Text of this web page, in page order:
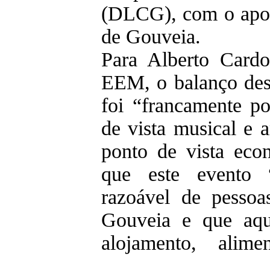
(DLCG), com o
de Gouveia.
Para Alberto
EEM, o balanço
foi “francamente
de vista musical e
ponto de vista
que este evento
razoável de
Gouveia e que
alojamento,